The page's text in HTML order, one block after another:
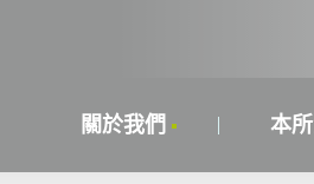
關於我們 本